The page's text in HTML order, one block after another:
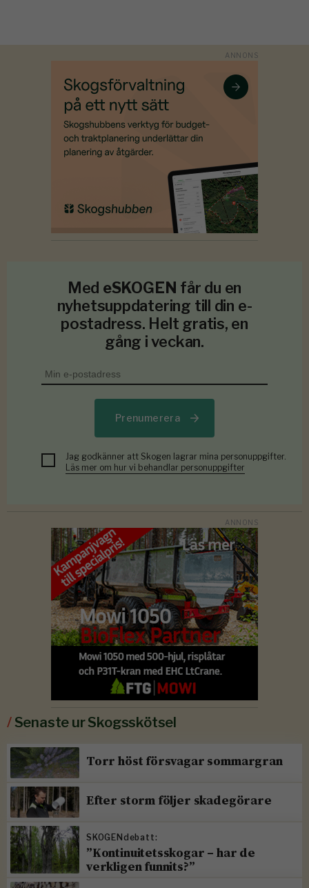
Med eSKOGEN får du en
nyhetsuppdatering till din e-
postadress. Helt gratis, en
gång i veckan.
Prenumerera
Jag godkänner att Skogen lagrar mina personuppgifter.
Läs mer om hur vi behandlar personuppgifter
/Senaste ur Skogsskötsel
Torr höst försvagar sommargran
Efter storm följer skadegörare
SKOGENdebatt:
”Kontinuitetsskogar – har de
verkligen funnits?”